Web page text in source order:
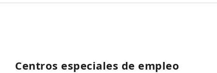
Centros especiales de empleo